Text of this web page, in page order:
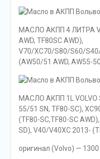
МАСЛО АКПП 4 ЛИТРА
AWD, TF80SC AWD),
V70/XC70/S80/S60/
(AW50/51 AWD, AW55-
МАСЛО АКПП 1L VOLVO
55/51 SN, TF80-SC),
(TF80-SC,TF80-SC
SD), V40/V40XC 2013-
оригинал (Volvo) — 1300